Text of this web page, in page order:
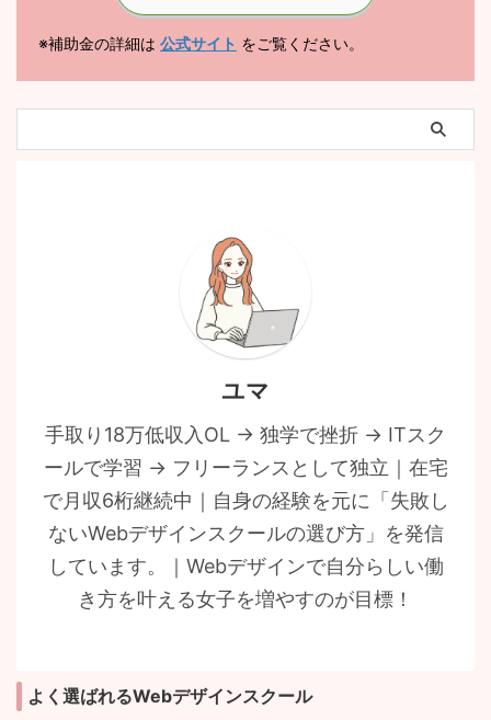
※補助金の詳細は 公式サイト をご覧ください。
ユマ
手取り18万低収入OL → 独学で挫折 → ITスク
ールで学習 → フリーランスとして独立｜在宅
で月収6桁継続中｜自身の経験を元に「失敗し
ないWebデザインスクールの選び方」を発信
しています。｜Webデザインで自分らしい働
き方を叶える女子を増やすのが目標！
よく選ばれるWebデザインスクール